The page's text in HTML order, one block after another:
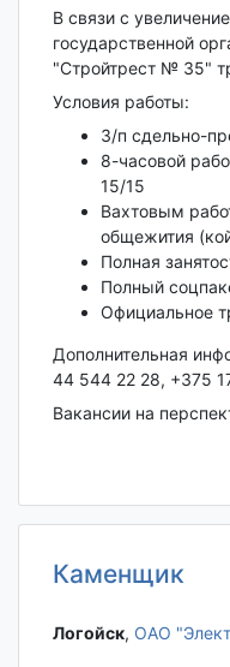
В связи с
государственной
"Стройтрест № 35"
Условия работы:
З/п сдельно-
8-часовой
15/15
Вахтовым
общежития
Полная
Полный
Официальное
Дополнительная
44 544 22 28, +375
Вакансии на
Каменщик
Логойск‎, ОАО